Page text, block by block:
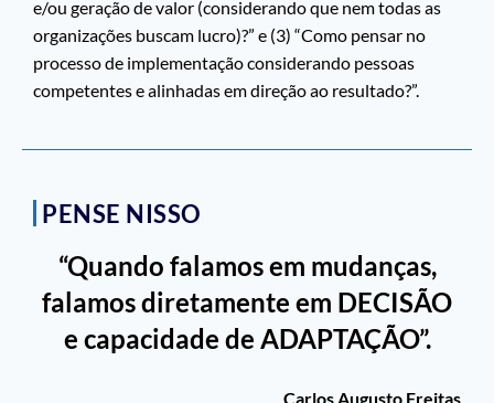
e/ou geração de valor (considerando que nem todas as
organizações buscam lucro)?” e (3) “Como pensar no
processo de implementação considerando pessoas
competentes e alinhadas em direção ao resultado?”.
PENSE NISSO
“Quando falamos em mudanças,
falamos diretamente em DECISÃO
e capacidade de ADAPTAÇÃO”.
Carlos Augusto Freitas